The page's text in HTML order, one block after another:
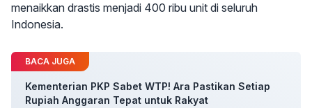
menaikkan drastis menjadi 400 ribu unit di seluruh
Indonesia.
BACA JUGA
Kementerian PKP Sabet WTP! Ara Pastikan Setiap
Rupiah Anggaran Tepat untuk Rakyat